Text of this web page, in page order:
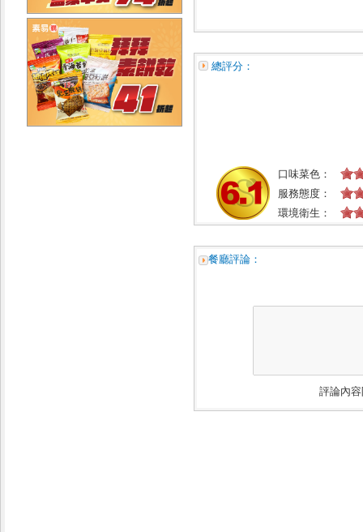
總評分：
口味菜色：
服務態度：
環境衛生：
餐廳評論：
評論內